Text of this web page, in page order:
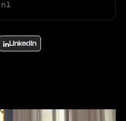
LinkedIn